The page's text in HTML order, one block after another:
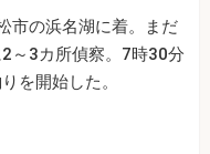
市の浜名湖に着。まだ
～3カ所偵察。7時30分
を開始した。